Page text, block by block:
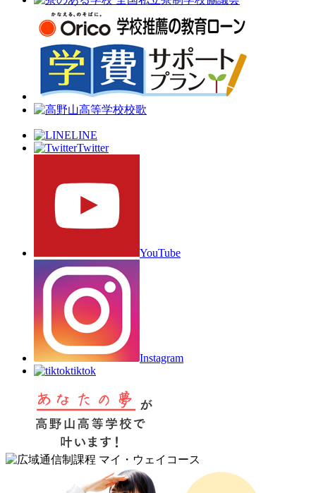
LINE
Twitter
YouTube
Instagram
tiktok